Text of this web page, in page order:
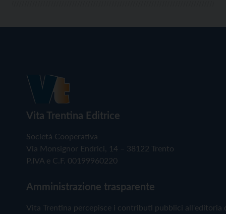
Vita Trentina Editrice
Società Cooperativa
Via Monsignor Endrici, 14 – 38122 Trento
P.IVA e C.F. 00199960220
Amministrazione trasparente
Vita Trentina percepisce i contributi pubblici all'editoria